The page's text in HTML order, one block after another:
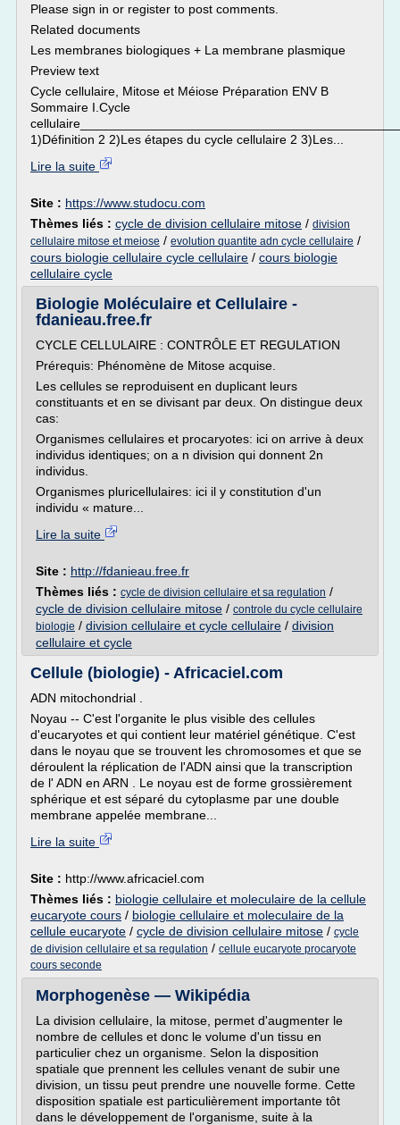
Please sign in or register to post comments.
Related documents
Les membranes biologiques + La membrane plasmique
Preview text
Cycle cellulaire, Mitose et Méiose Préparation ENV B
Sommaire I.Cycle
1)Définition 2 2)Les étapes du cycle cellulaire 2 3)Les...
Lire la suite
Site : https://www.studocu.com
Thèmes liés : cycle de division cellulaire mitose / division
cellulaire mitose et meiose / evolution quantite adn cycle cellulaire /
cours biologie cellulaire cycle cellulaire / cours biologie
cellulaire cycle
Biologie Moléculaire et Cellulaire -
fdanieau.free.fr
CYCLE CELLULAIRE : CONTRÔLE ET REGULATION
Prérequis: Phénomène de Mitose acquise.
Les cellules se reproduisent en duplicant leurs
constituants et en se divisant par deux. On distingue deux
cas:
Organismes cellulaires et procaryotes: ici on arrive à deux
individus identiques; on a n division qui donnent 2n
individus.
Organismes pluricellulaires: ici il y constitution d'un
individu « mature...
Lire la suite
Site : http://fdanieau.free.fr
Thèmes liés : cycle de division cellulaire et sa regulation /
cycle de division cellulaire mitose / controle du cycle cellulaire
biologie / division cellulaire et cycle cellulaire / division
cellulaire et cycle
Cellule (biologie) - Africaciel.com
ADN mitochondrial .
Noyau -- C'est l'organite le plus visible des cellules
d'eucaryotes et qui contient leur matériel génétique. C'est
dans le noyau que se trouvent les chromosomes et que se
déroulent la réplication de l'ADN ainsi que la transcription
de l' ADN en ARN . Le noyau est de forme grossièrement
sphérique et est séparé du cytoplasme par une double
membrane appelée membrane...
Lire la suite
Site : http://www.africaciel.com
Thèmes liés : biologie cellulaire et moleculaire de la cellule
eucaryote cours / biologie cellulaire et moleculaire de la
cellule eucaryote / cycle de division cellulaire mitose / cycle
de division cellulaire et sa regulation / cellule eucaryote procaryote
cours seconde
Morphogenèse — Wikipédia
La division cellulaire, la mitose, permet d'augmenter le
nombre de cellules et donc le volume d'un tissu en
particulier chez un organisme. Selon la disposition
spatiale que prennent les cellules venant de subir une
division, un tissu peut prendre une nouvelle forme. Cette
disposition spatiale est particulièrement importante tôt
dans le développement de l'organisme, suite à la